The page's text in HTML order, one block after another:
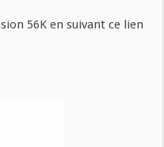
56K en suivant ce lien